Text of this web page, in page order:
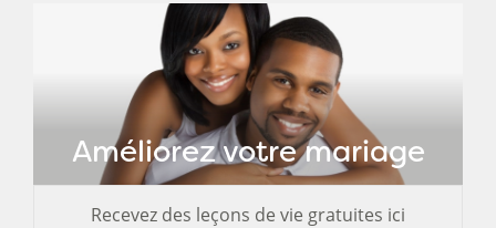
Améliorez votre mariage
Recevez des leçons de vie gratuites ici